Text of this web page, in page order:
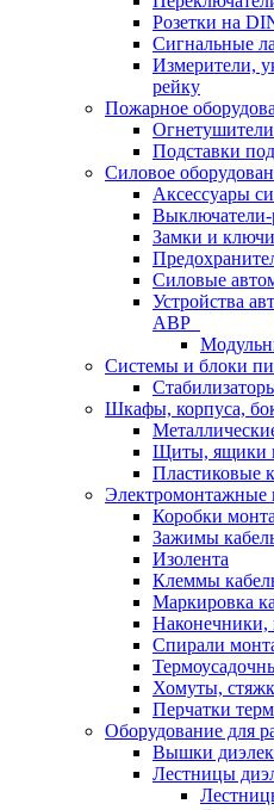
Розетки на
Сигнальные
Измерители,
рейку
Пожарное
Огнетушители
Подставки
Силовое
Аксессуары
Выключатели-
Замки и
Силовые
Устройства
АВР
Системы и блоки
Шкафы, корпуса,
Щиты, ящики
Пластиковые
Электромонтажные
Коробки
Зажимы
Изолента
Клеммы
Маркировка
Наконечники,
Спирали
Хомуты,
Перчатки
Оборудование для
Вышки
Лестницы